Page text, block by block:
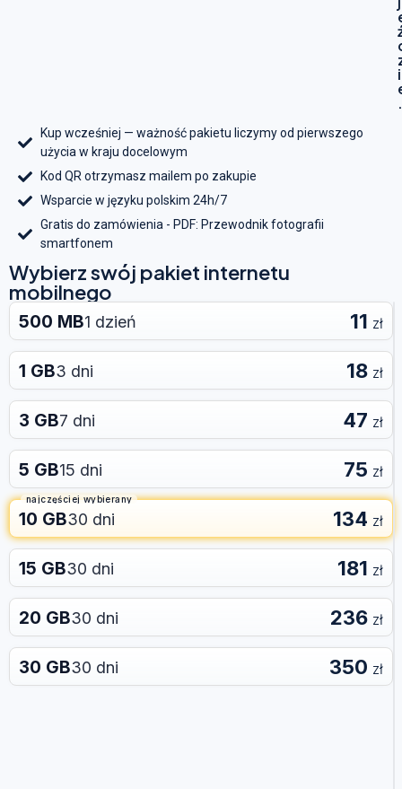
i
.
Kup wcześniej — ważność pakietu liczymy od pierwszego
użycia w kraju docelowym
Kod QR otrzymasz mailem po zakupie
Wsparcie w języku polskim 24h/7
Gratis do zamówienia - PDF: Przewodnik fotografii
smartfonem
Wybierz swój pakiet internetu
mobilnego
500 MB1 dzień 11 zł
1 GB3 dni 18 zł
3 GB7 dni 47 zł
5 GB15 dni 75 zł
najczęściej wybierany
10 GB30 dni 134 zł
15 GB30 dni 181 zł
20 GB30 dni 236 zł
30 GB30 dni 350 zł